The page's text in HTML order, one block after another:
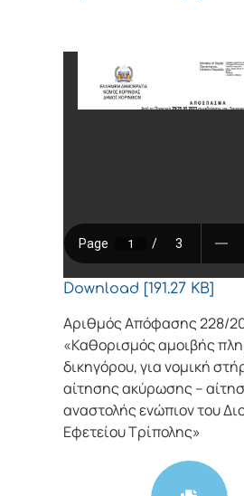
Download [191.27 KB]
Αριθμός Απόφασης 228/
«Καθορισμός αμοιβής
δικηγόρου, για νομική
αίτησης ακύρωσης –
αναστολής ενώπιον του
Εφετείου Τρίπολης»